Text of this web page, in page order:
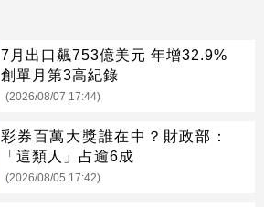
7月出口飆753億美元 年增32.9%
創單月第3高紀錄
(2026/08/07 17:44)
彩券百萬大獎誰在中？財政部：
「這類人」占逾6成
(2026/08/05 17:42)